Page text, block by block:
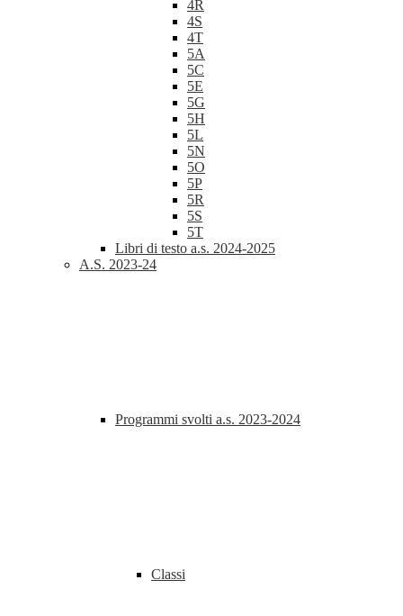
4R
4S
4T
5A
5C
5E
5G
5H
5L
5N
5O
5P
5R
5S
5T
Libri di testo a.s. 2024-2025
A.S. 2023-24
Programmi svolti a.s. 2023-2024
Classi